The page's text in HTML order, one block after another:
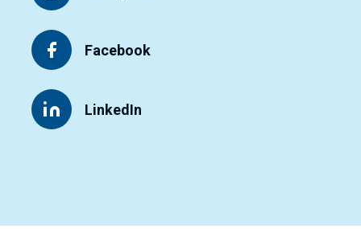
Facebook
LinkedIn